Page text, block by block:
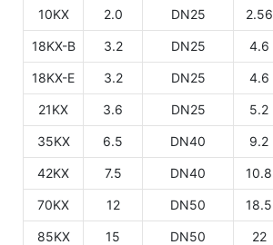
10KX 2.0 DN25 2.56
18KX-B 3.2 DN25 4.6
18KX-E 3.2 DN25 4.6
21KX 3.6 DN25 5.2
35KX 6.5 DN40 9.2
42KX 7.5 DN40 10.8
70KX 12 DN50 18.5
85KX 15 DN50 22